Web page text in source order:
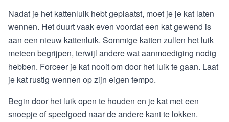
Nadat je het kattenluik hebt geplaatst, moet je je kat laten
wennen. Het duurt vaak even voordat een kat gewend is
aan een nieuw kattenluik. Sommige katten zullen het luik
meteen begrijpen, terwijl andere wat aanmoediging nodig
hebben. Forceer je kat nooit om door het luik te gaan. Laat
je kat rustig wennen op zijn eigen tempo.
Begin door het luik open te houden en je kat met een
snoepje of speelgoed naar de andere kant te lokken.